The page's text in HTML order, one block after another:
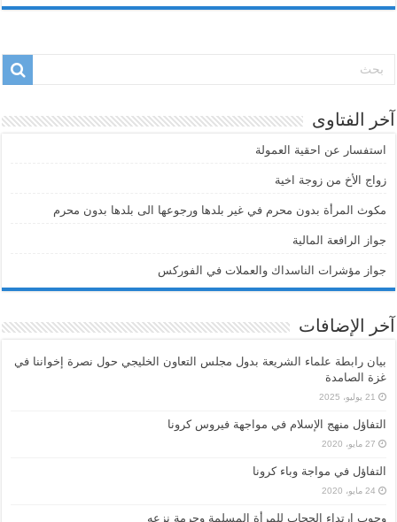
آخر الفتاوى
استفسار عن احقية العمولة
زواج الأخ من زوجة اخية
مكوث المرأة بدون محرم في غير بلدها ورجوعها الى بلدها بدون محرم
جواز الرافعة المالية
جواز مؤشرات الناسداك والعملات في الفوركس
آخر الإضافات
بيان رابطة علماء الشريعة بدول مجلس التعاون الخليجي حول نصرة إخواننا في
غزة الصامدة
21 يوليو، 2025
التفاؤل منهج الإسلام في مواجهة فيروس كرونا
27 مايو، 2020
التفاؤل في مواجة وباء كرونا
24 مايو، 2020
وجوب ارتداء الحجاب للمرأة المسلمة وحرمة نزعه